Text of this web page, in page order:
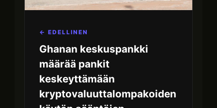
← EDELLINEN
Ghanan keskuspankki
määrää pankit
keskeyttämään
kryptovaluuttalompakoiden